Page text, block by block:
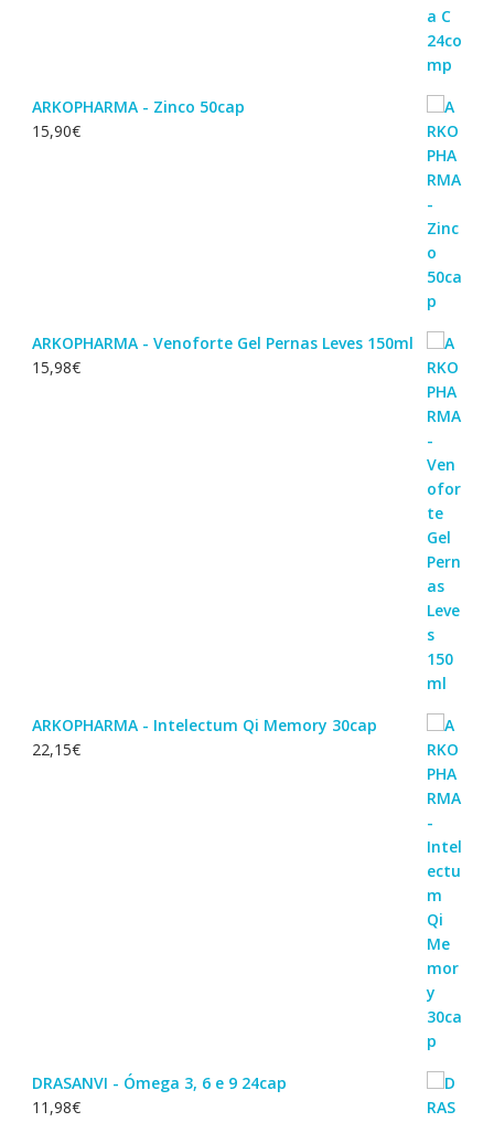
ARKOPHARMA - Zinco 50cap
15,90€
ARKOPHARMA - Venoforte Gel Pernas Leves 150ml
15,98€
ARKOPHARMA - Intelectum Qi Memory 30cap
22,15€
DRASANVI - Ómega 3, 6 e 9 24cap
11,98€